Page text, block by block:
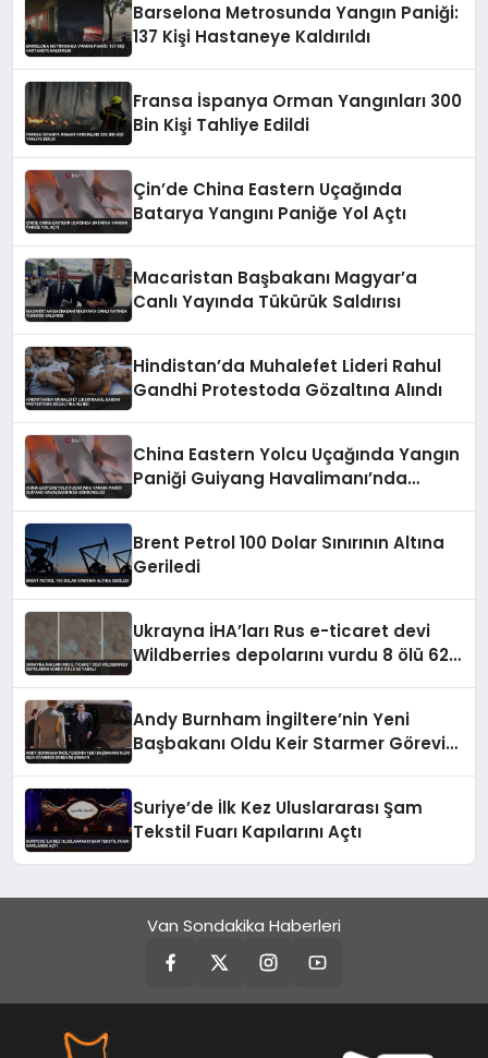
Barselona Metrosunda Yangın Paniği:
137 Kişi Hastaneye Kaldırıldı
Fransa İspanya Orman Yangınları 300
Bin Kişi Tahliye Edildi
Çin’de China Eastern Uçağında
Batarya Yangını Paniğe Yol Açtı
Macaristan Başbakanı Magyar’a
Canlı Yayında Tükürük Saldırısı
Hindistan’da Muhalefet Lideri Rahul
Gandhi Protestoda Gözaltına Alındı
China Eastern Yolcu Uçağında Yangın
Paniği Guiyang Havalimanı’nda
Brent Petrol 100 Dolar Sınırının Altına
Geriledi
Ukrayna İHA’ları Rus e-ticaret devi
Wildberries depolarını vurdu 8 ölü 62
Andy Burnham İngiltere’nin Yeni
Başbakanı Oldu Keir Starmer Görevini
Suriye’de İlk Kez Uluslararası Şam
Tekstil Fuarı Kapılarını Açtı
Van Sondakika Haberleri